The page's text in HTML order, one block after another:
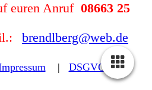
euren Anruf08663 25
brendlberg@web.de
| DSGVO